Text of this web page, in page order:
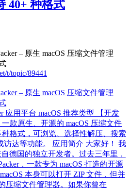
40+ 种格式
– 原生 macOS 压缩文件管理
t/topic/89441
– 原生 macOS 压缩文件管理
应用平台 macOS 推荐类型 【开发
款原生、开源的 macOS 压缩文件
格式，可浏览、选择性解压、搜索
访达等功能。 应用简介 大家好！ 我
自德国的独立开发者。过去三年里，
，一款专为 macOS 打造的开源
本身可以打开 ZIP 文件，但并
压缩文件管理器。如果你曾在